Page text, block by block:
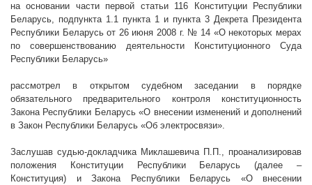
на основании части первой статьи 116 Конституции Республики
Беларусь, подпункта 1.1 пункта 1 и пункта 3 Декрета Президента
Республики Беларусь от 26 июня 2008 г. № 14 «О некоторых мерах
по совершенствованию деятельности Конституционного Суда
Республики Беларусь»
рассмотрел в открытом судебном заседании в порядке
обязательного предварительного контроля конституционность
Закона Республики Беларусь «О внесении изменений и дополнений
в Закон Республики Беларусь «Об электросвязи».
Заслушав судью-докладчика Миклашевича П.П., проанализировав
положения Конституции Республики Беларусь (далее –
Конституция) и Закона Республики Беларусь «О внесении